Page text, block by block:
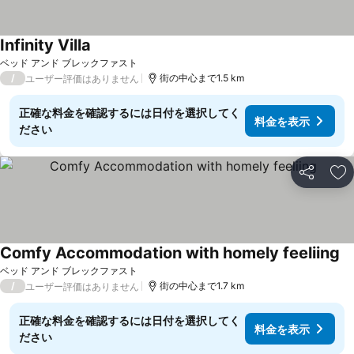
ベッド アンド ブレックファスト
Infinity Villa
/ ユーザー評価はありません 街の中心まで1.5 km
正確な料金を確認するには日付を選択してく
ださい
料金を表示
シェア お
ベッド アンド ブレックファスト
Comfy Accommodation with homely feeliing
/ ユーザー評価はありません 街の中心まで1.7 km
正確な料金を確認するには日付を選択してく
ださい
料金を表示